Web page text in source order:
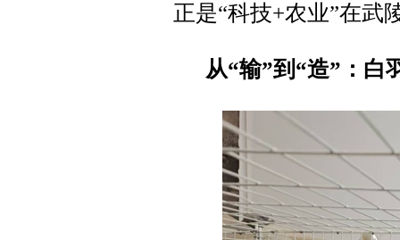
正是“科技+农业”在武
从“输”到“造”：白